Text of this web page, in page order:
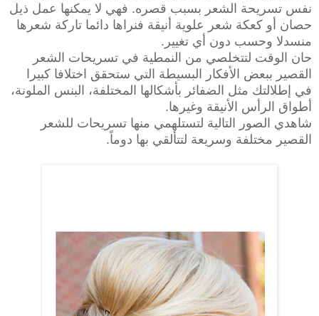
نفس تسريحة الشعر بسبب قصره. فهي لا يمكنها عمل ذيل
حصان أو كعكة شعر علوية أنيقة فنراها دائما تاركة شعرها
منسدلا وحسب دون أي تغيير.
حان الوقت لتتخلصي من النمطية في تسريحات الشعر
القصير ببعض الأفكار البسيطة التي ستحقق اختلافا كبيرا
في إطلالتك مثل الضفائر بأشكالها المختلفة، البنس الملونة،
أطواق الرأس الأنيقة وغيرها.
شاهدي الصور التالية لتستلهمي منها تسريحات للشعر
القصير مختلفة وسريعة لتتألقي بها دوماً.